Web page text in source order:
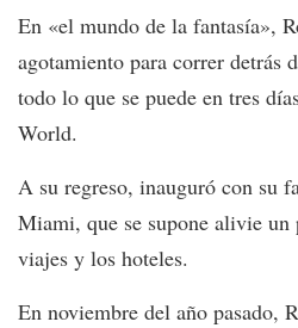
En «el mundo de la fantasía»,
agotamiento para correr detrás
todo lo que se puede en tres
World.
A su regreso, inauguró con su
Miami, que se supone alivie un
viajes y los hoteles.
En noviembre del año pasado,